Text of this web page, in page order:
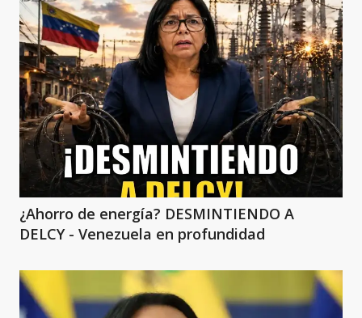
¿Ahorro de energía? DESMINTIENDO A
DELCY - Venezuela en profundidad